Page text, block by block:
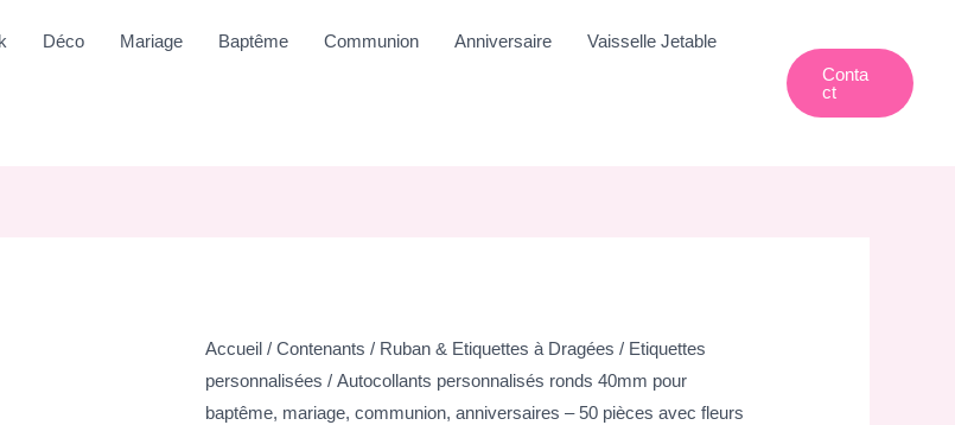
Déco Mariage Baptême Communion Anniversaire Vaisselle Jetable
Conta
Ct
Accueil / Contenants / Ruban & Etiquettes à Dragées / Etiquettes
personnalisées / Autocollants personnalisés ronds 40mm pour
baptême, mariage, communion, anniversaires – 50 pièces avec fleurs